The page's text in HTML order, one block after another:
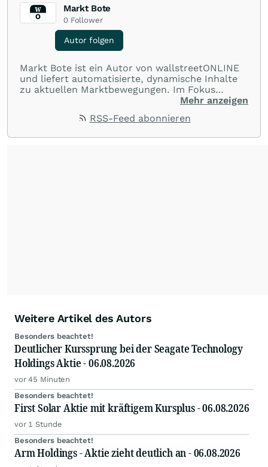
Markt Bote
0 Follower
Autor folgen
Markt Bote ist ein Autor von wallstreetONLINE
und liefert automatisierte, dynamische Inhalte
zu aktuellen Marktbewegungen. Im Fokus
stehen Tops und Flops, Branchentrends und
Rohstoffe oder Krypto – die Beiträge sind kurz,
Mehr anzeigen
RSS-Feed abonnieren
Weitere Artikel des Autors
Besonders beachtet!
Deutlicher Kurssprung bei der Seagate Technology
Holdings Aktie - 06.08.2026
vor 45 Minuten
Besonders beachtet!
First Solar Aktie mit kräftigem Kursplus - 06.08.2026
vor 1 Stunde
Besonders beachtet!
Arm Holdings - Aktie zieht deutlich an - 06.08.2026